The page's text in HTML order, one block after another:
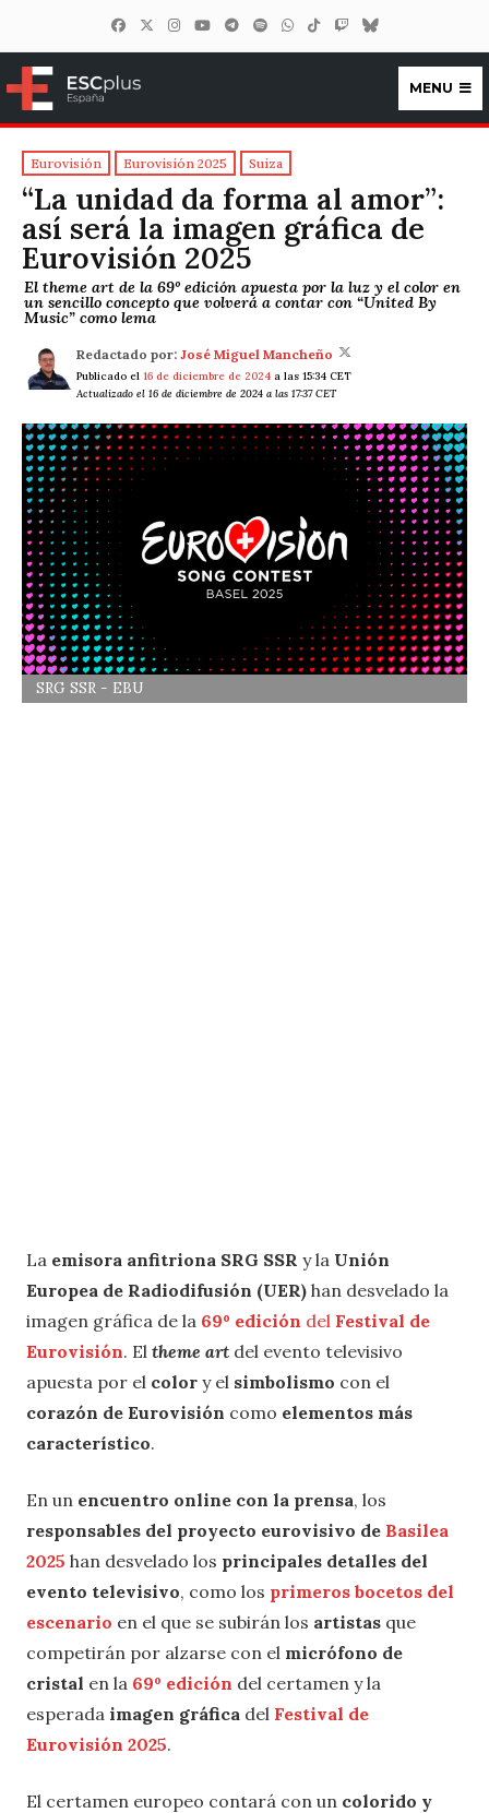
ESCplus España
MENU
Eurovisión Eurovisión 2025 Suiza
“La unidad da forma al amor”:
así será la imagen gráfica de
Eurovisión 2025
El theme art de la 69º edición apuesta por la luz y el color en
un sencillo concepto que volverá a contar con “United By
Music” como lema
Redactado por: José Miguel Mancheño
Publicado el 16 de diciembre de 2024 a las 15:34 CET
Actualizado el 16 de diciembre de 2024 a las 17:37 CET
SRG SSR - EBU
La emisora ​​anfitriona SRG SSR y la Unión
Europea de Radiodifusión (UER) han desvelado la
imagen gráfica de la 69º edición del Festival de
Eurovisión. El theme art del evento televisivo
apuesta por el color y el simbolismo con el
corazón de Eurovisión como elementos más
característico.
En un encuentro online con la prensa, los
responsables del proyecto eurovisivo de Basilea
2025 han desvelado los principales detalles del
evento televisivo, como los primeros bocetos del
escenario en el que se subirán los artistas que
competirán por alzarse con el micrófono de
cristal en la 69º edición del certamen y la
esperada imagen gráfica del Festival de
Eurovisión 2025.
El certamen europeo contará con un colorido y